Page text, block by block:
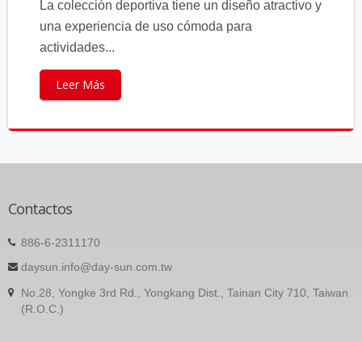
La colección deportiva tiene un diseño atractivo y
una experiencia de uso cómoda para
actividades...
Leer Más
Contactos
886-6-2311170
daysun.info@day-sun.com.tw
No.28, Yongke 3rd Rd., Yongkang Dist., Tainan City 710, Taiwan
(R.O.C.)